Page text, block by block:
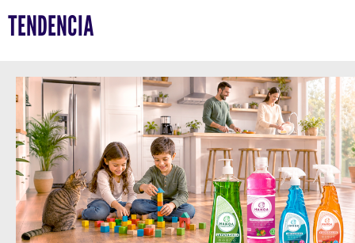
TENDENCIA